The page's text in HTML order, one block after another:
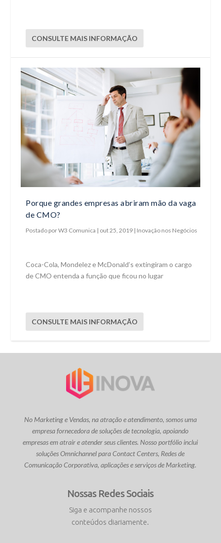
CONSULTE MAIS INFORMAÇÃO
Porque grandes empresas abriram mão da vaga
de CMO?
Postado porW3 Comunica | out 25, 2019 | Inovação nos Negócios
Coca-Cola, Mondelez e McDonald’s extingiram o cargo
de CMO entenda a função que ficou no lugar
CONSULTE MAIS INFORMAÇÃO
No Marketing e Vendas, na atração e atendimento, somos uma
empresa fornecedora de soluções de tecnologia, apoiando
empresas em atrair e atender seus clientes. Nosso portfólio inclui
soluções Omnichannel para Contact Centers, Redes de
Comunicação Corporativa, aplicações e serviços de Marketing.
Nossas Redes Sociais
Siga e acompanhe nossos
conteúdos diariamente.